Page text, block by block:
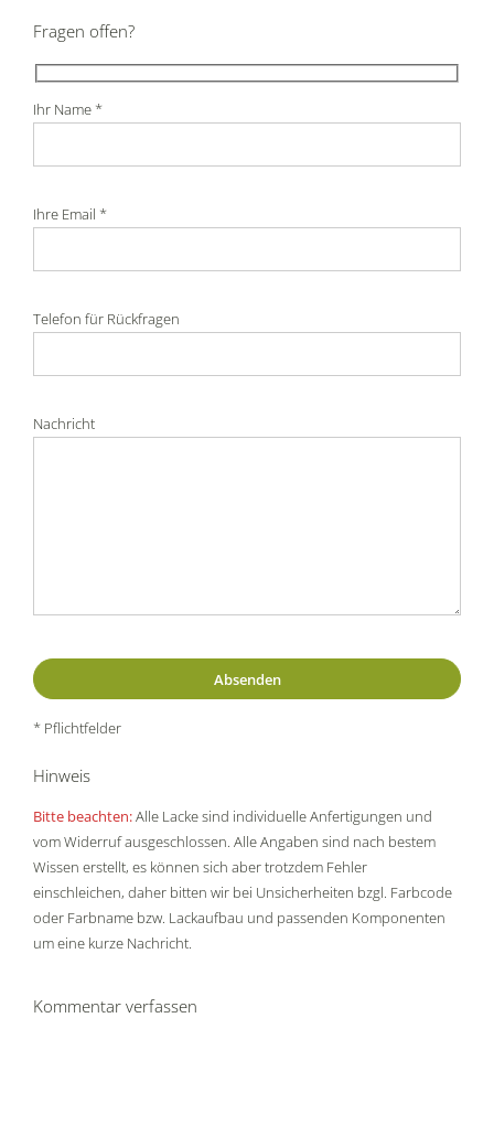
Fragen offen?
Ihr Name *
Ihre Email *
Telefon für Rückfragen
Nachricht
* Pflichtfelder
Hinweis
Bitte beachten:Alle Lacke sind individuelle Anfertigungen und
vom Widerruf ausgeschlossen. Alle Angaben sind nach bestem
Wissen erstellt, es können sich aber trotzdem Fehler
einschleichen, daher bitten wir bei Unsicherheiten bzgl. Farbcode
oder Farbname bzw. Lackaufbau und passenden Komponenten
um eine kurze Nachricht.
Kommentar verfassen